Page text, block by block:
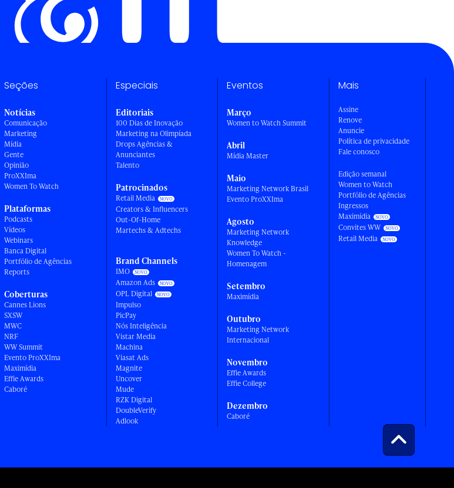
Seções
Notícias
Comunicação
Marketing
Mídia
Gente
Opinião
ProXXIma
Women To Watch
Plataformas
Podcasts
Vídeos
Webinars
Banca Digital
Portfólio de Agências
Reports
Coberturas
Cannes Lions
SXSW
MWC
NRF
WW Summit
Evento ProXXIma
Maximídia
Effie Awards
Caboré
Especiais
Editoriais
100 Dias de Inovação
Marketing na Olimpíada
Drops Agências &
Anunciantes
Talento
Patrocinados
Retail Media
Creators & Influencers
Out-Of-Home
Martechs & Adtechs
Brand Channels
IMO
Amazon Ads
OPL Digital
Impulso
PicPay
Nós Inteligência
Vistar Media
Machina
Viasat Ads
Magnite
Uncover
Mude
RZK Digital
DoubleVerify
Adlook
Eventos
Março
Women to Watch Summit
Abril
Mídia Master
Maio
Marketing Network Brasil
Evento ProXXIma
Agosto
Marketing Network
Knowledge
Women To Watch -
Homenagem
Setembro
Maximídia
Outubro
Marketing Network
Internacional
Novembro
Effie Awards
Effie College
Dezembro
Caboré
Mais
Assine
Renove
Anuncie
Política de privacidade
Fale conosco
Edição semanal
Women to Watch
Portfólio de Agências
Ingressos
Maximídia
Convites WW
Retail Media